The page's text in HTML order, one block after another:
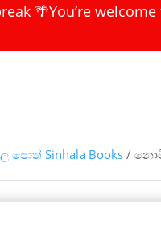
🌴You’re
පොත් Sinhala Books /